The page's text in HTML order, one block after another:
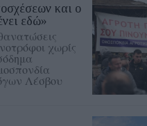
και ο
εδώ»
χωρίς
Λέσβου